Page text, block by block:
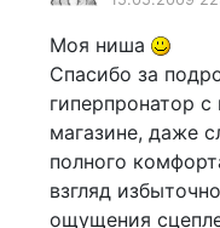
Моя ниша
Спасибо за
гиперпронатор
магазине, даже
полного
взгляд
ощущения